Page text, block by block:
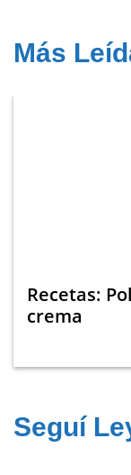
Más
Recetas:
crema
Seguí